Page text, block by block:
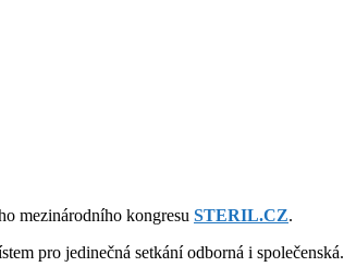
mezinárodního kongresu STERIL.CZ.
pro jedinečná setkání odborná i společenská.